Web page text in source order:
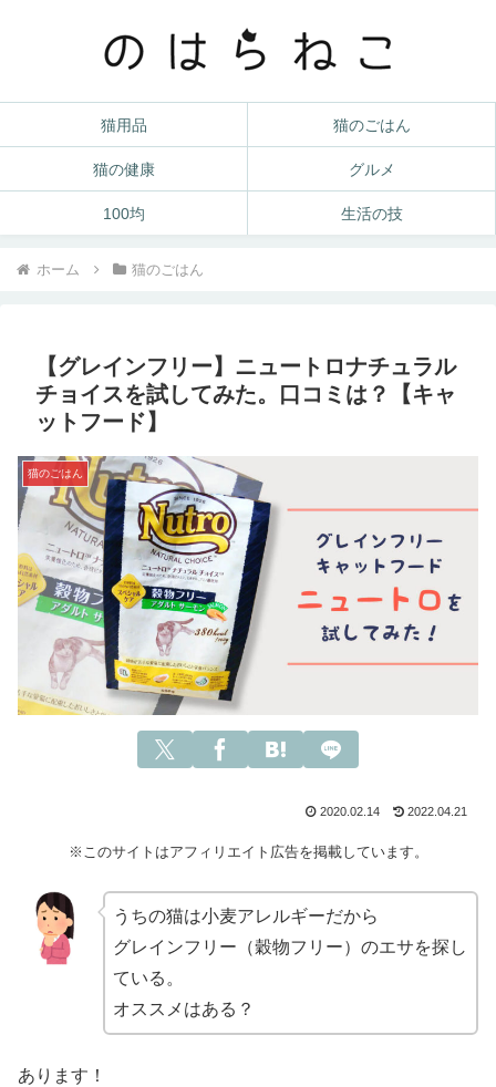
猫用品 猫のごはん
猫の健康 グルメ
100均 生活の技
ホーム 猫のごはん
【グレインフリー】ニュートロナチュラル
チョイスを試してみた。口コミは？【キャ
ットフード】
猫のごはん
2020.02.14 2022.04.21
※このサイトはアフィリエイト広告を掲載しています。
うちの猫は小麦アレルギーだから
グレインフリー（穀物フリー）のエサを探し
ている。
オススメはある？
あります！